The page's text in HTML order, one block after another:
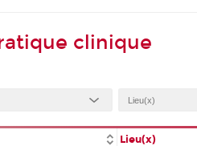
clinique
Lieu(x)